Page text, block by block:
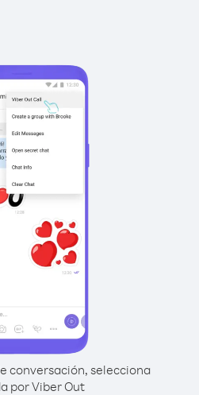
conversación, selecciona
por Viber Out